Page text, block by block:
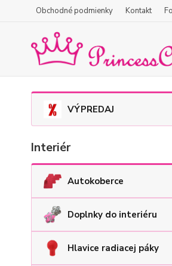
Obchodné podmienky Kontakt
VÝPREDAJ
Interiér
Autokoberce
Doplnky do interiéru
Hlavice radiacej páky